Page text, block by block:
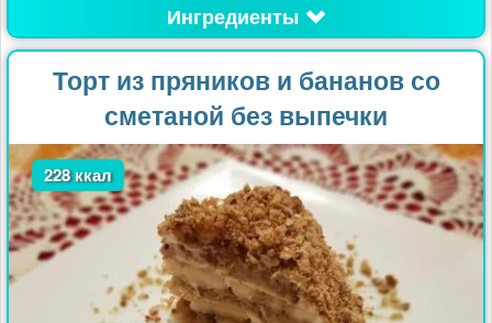
Ингредиенты
Торт из пряников и бананов со
сметаной без выпечки
228 ккал